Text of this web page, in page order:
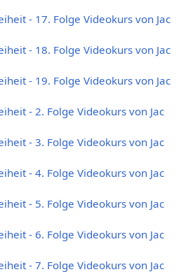
- 17. Folge Videokurs von Jac
- 18. Folge Videokurs von Jac
- 19. Folge Videokurs von Jac
- 2. Folge Videokurs von Jac
- 3. Folge Videokurs von Jac
- 4. Folge Videokurs von Jac
- 5. Folge Videokurs von Jac
- 6. Folge Videokurs von Jac
- 7. Folge Videokurs von Jac